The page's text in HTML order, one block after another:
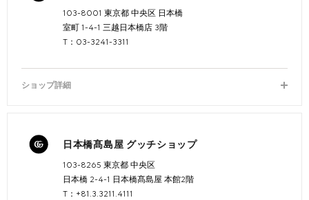
103-8001 東京都 中央区 日本橋
室町 1-4-1 三越日本橋店 3階
T：03-3241-3311
ショップ詳細
日本橋髙島屋 グッチショップ
103-8265 東京都 中央区
日本橋 2-4-1 日本橋髙島屋 本館2階
T：+81.3.3211.4111